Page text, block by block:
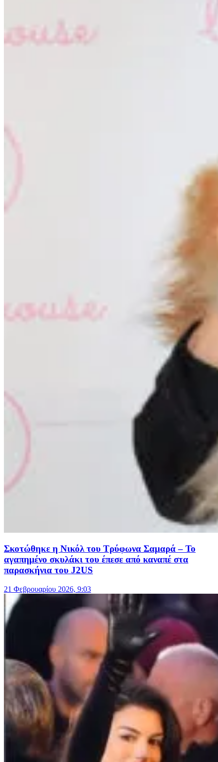
Σκοτώθηκε η Νικόλ του Τρύφωνα Σαμαρά – Το
αγαπημένο σκυλάκι του έπεσε από καναπέ στα
παρασκήνια του J2US
21 Φεβρουαρίου 2026, 9:03